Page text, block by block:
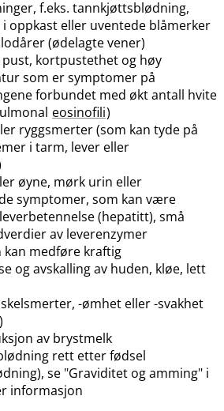
f.eks. tannkjøttsblødning,
i oppkast eller uventede blåmerker
(ødelagte vener)
kortpustethet og høy
som er symptomer på
forbundet med økt antall hvite
eosinofili)
ryggsmerter (som kan tyde på
i tarm, lever eller
øyne, mørk urin eller
symptomer, som kan være
(hepatitt), små
av leverenzymer
medføre kraftig
og avskalling av huden, kløe, lett
-ømhet eller -svakhet
)
av brystmelk
rett etter fødsel
se "Graviditet og amming" i
informasjon